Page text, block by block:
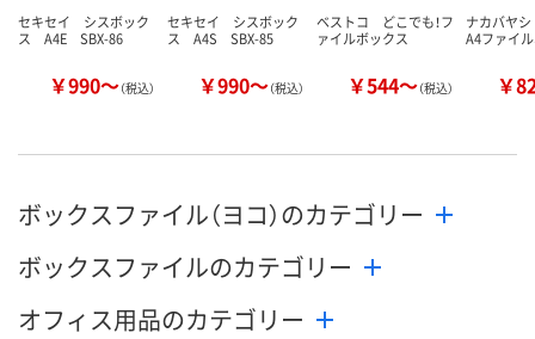
セキセイ シスボック
ス A4E SBX-86
￥990～（税込）
セキセイ シスボック
ス A4S SBX-85
￥990～（税込）
ベストコ どこでも！フ
ァイルボックス
￥544～（税込）
ナカバヤシ
A4ファイ
￥
ボックスファイル（ヨコ）のカテゴリー
ボックスファイルのカテゴリー
オフィス用品のカテゴリー